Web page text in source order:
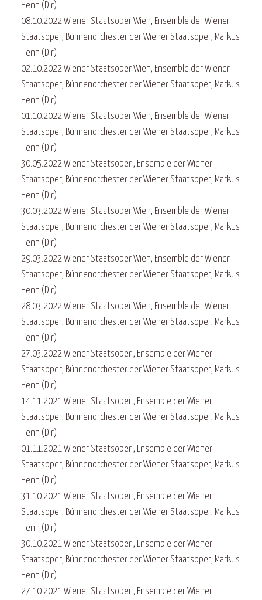
Henn (Dir)
08.10.2022 Wiener Staatsoper Wien, Ensemble der Wiener
Staatsoper, Bühnenorchester der Wiener Staatsoper, Markus
Henn (Dir)
02.10.2022 Wiener Staatsoper Wien, Ensemble der Wiener
Staatsoper, Bühnenorchester der Wiener Staatsoper, Markus
Henn (Dir)
01.10.2022 Wiener Staatsoper Wien, Ensemble der Wiener
Staatsoper, Bühnenorchester der Wiener Staatsoper, Markus
Henn (Dir)
30.05.2022 Wiener Staatsoper , Ensemble der Wiener
Staatsoper, Bühnenorchester der Wiener Staatsoper, Markus
Henn (Dir)
30.03.2022 Wiener Staatsoper Wien, Ensemble der Wiener
Staatsoper, Bühnenorchester der Wiener Staatsoper, Markus
Henn (Dir)
29.03.2022 Wiener Staatsoper Wien, Ensemble der Wiener
Staatsoper, Bühnenorchester der Wiener Staatsoper, Markus
Henn (Dir)
28.03.2022 Wiener Staatsoper Wien, Ensemble der Wiener
Staatsoper, Bühnenorchester der Wiener Staatsoper, Markus
Henn (Dir)
27.03.2022 Wiener Staatsoper , Ensemble der Wiener
Staatsoper, Bühnenorchester der Wiener Staatsoper, Markus
Henn (Dir)
14.11.2021 Wiener Staatsoper , Ensemble der Wiener
Staatsoper, Bühnenorchester der Wiener Staatsoper, Markus
Henn (Dir)
01.11.2021 Wiener Staatsoper , Ensemble der Wiener
Staatsoper, Bühnenorchester der Wiener Staatsoper, Markus
Henn (Dir)
31.10.2021 Wiener Staatsoper , Ensemble der Wiener
Staatsoper, Bühnenorchester der Wiener Staatsoper, Markus
Henn (Dir)
30.10.2021 Wiener Staatsoper , Ensemble der Wiener
Staatsoper, Bühnenorchester der Wiener Staatsoper, Markus
Henn (Dir)
27.10.2021 Wiener Staatsoper , Ensemble der Wiener